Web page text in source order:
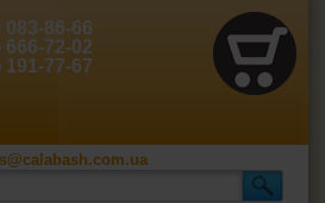
083-86-66
666-72-02
191-77-67